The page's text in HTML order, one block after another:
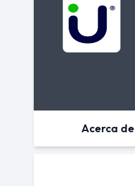
Acerca de